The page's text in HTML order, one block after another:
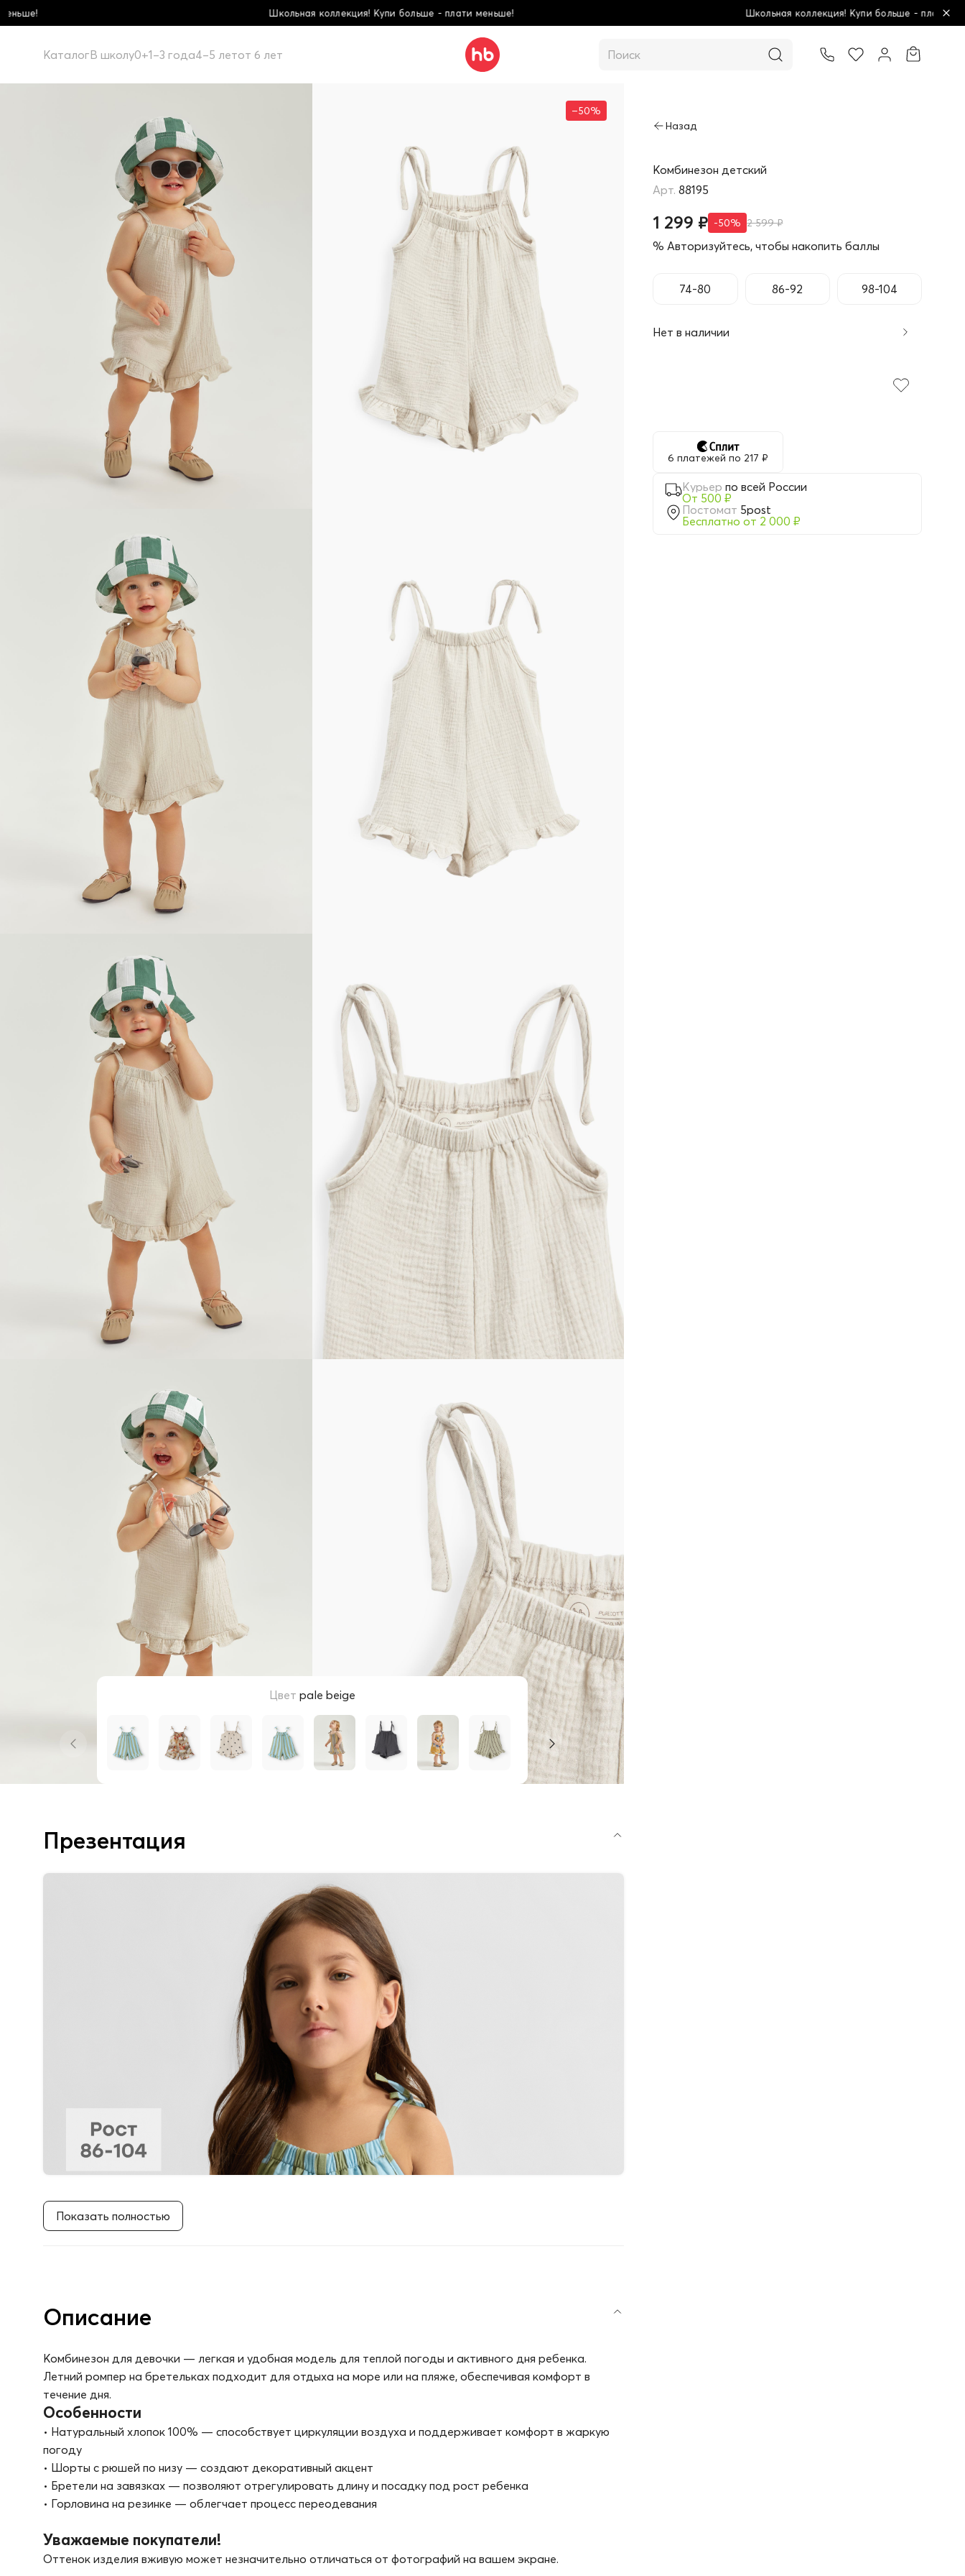
Школьная коллекция! Купи больше - плати меньше! Школьная коллекция! Купи больше - плати меньше!
КаталогВ школу0+1–3 года4–5 летот 6 лет
Комбинезон детский
88195
1 299 ₽ -50% 2 599 ₽
% Авторизуйтесь, чтобы накопить баллы
74-80 86-92 98-104
Нет в наличии
6 платежей по 217 ₽
Курьер по всей России
От 500 ₽
Постомат 5post
Бесплатно от 2 000 ₽
–50%
Цвет pale beige
Презентация
Показать полностью
Описание
Комбинезон для девочки — легкая и удобная модель для теплой погоды и активного дня ребенка.
Летний ромпер на бретельках подходит для отдыха на море или на пляже, обеспечивая комфорт в
течение дня.
Особенности
• Натуральный хлопок 100% — способствует циркуляции воздуха и поддерживает комфорт в жаркую
погоду
• Шорты с рюшей по низу — создают декоративный акцент
• Бретели на завязках — позволяют отрегулировать длину и посадку под рост ребенка
• Горловина на резинке — облегчает процесс переодевания
Уважаемые покупатели!
Оттенок изделия вживую может незначительно отличаться от фотографий на вашем экране.
Товар добавлен в корзину